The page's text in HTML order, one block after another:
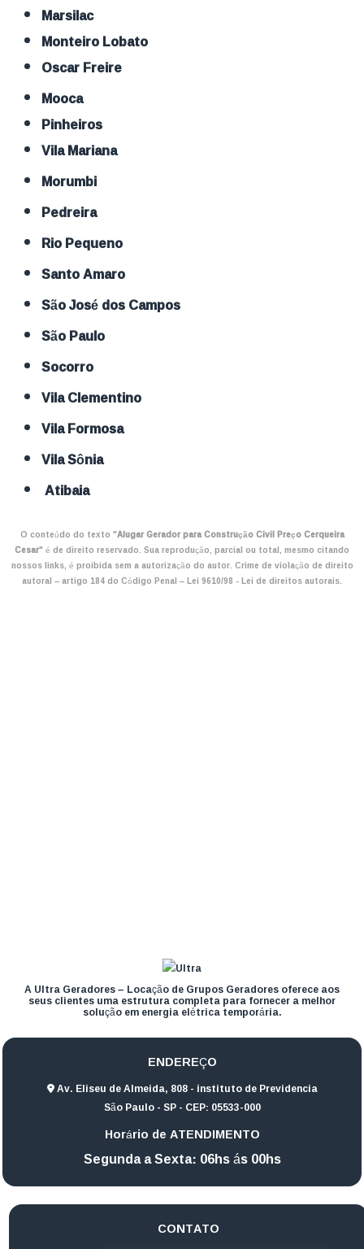
Marsilac
Monteiro Lobato
Oscar Freire
Mooca
Pinheiros
Vila Mariana
Morumbi
Pedreira
Rio Pequeno
Santo Amaro
São José dos Campos
São Paulo
Socorro
Vila Clementino
Vila Formosa
Vila Sônia
Atibaia
O conteúdo do texto "Alugar Gerador para Construção Civil Preço Cerqueira
Cesar" é de direito reservado. Sua reprodução, parcial ou total, mesmo citando
nossos links, é proibida sem a autorização do autor. Crime de violação de direito
autoral – artigo 184 do Código Penal –Lei 9610/98 - Lei de direitos autorais.
A Ultra Geradores – Locação de Grupos Geradores oferece aos
seus clientes uma estrutura completa para fornecer a melhor
solução em energia elétrica temporária.
ENDEREÇO
Av. Eliseu de Almeida, 808 - instituto de Previdencia
São Paulo - SP - CEP: 05533-000
Horário de ATENDIMENTO
Segunda a Sexta: 06hs ás 00hs
CONTATO